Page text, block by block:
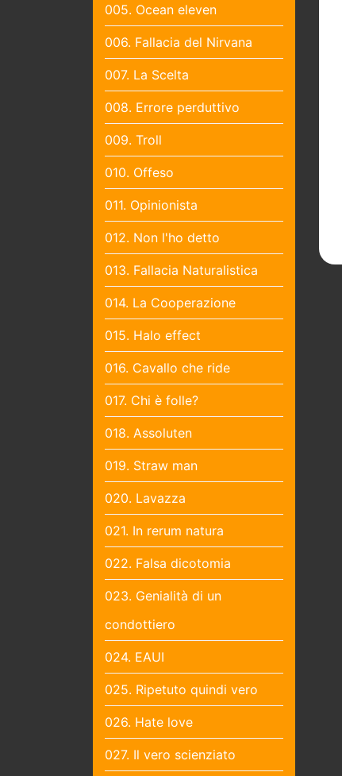
005. Ocean eleven
006. Fallacia del Nirvana
007. La Scelta
008. Errore perduttivo
009. Troll
010. Offeso
011. Opinionista
012. Non l'ho detto
013. Fallacia Naturalistica
014. La Cooperazione
015. Halo effect
016. Cavallo che ride
017. Chi è folle?
018. Assoluten
019. Straw man
020. Lavazza
021. In rerum natura
022. Falsa dicotomia
023. Genialità di un
condottiero
024. EAUI
025. Ripetuto quindi vero
026. Hate love
027. Il vero scienziato